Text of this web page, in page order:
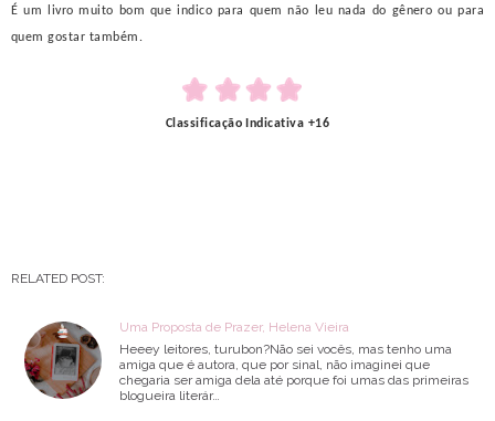
É um livro muito bom que indico para quem não leu nada do gênero ou para
quem gostar também.
Classificação Indicativa +16
RELATED POST:
Uma Proposta de Prazer, Helena Vieira
Heeey leitores, turubon?Não sei vocês, mas tenho uma
amiga que é autora, que por sinal, não imaginei que
chegaria ser amiga dela até porque foi umas das primeiras
blogueira literár…